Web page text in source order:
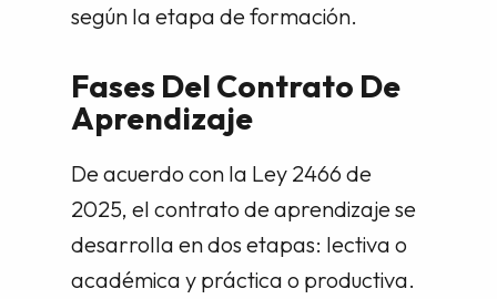
según la etapa de formación.
Fases Del Contrato De
Aprendizaje
De acuerdo con la Ley 2466 de
2025, el contrato de aprendizaje se
desarrolla en dos etapas: lectiva o
académica y práctica o productiva.